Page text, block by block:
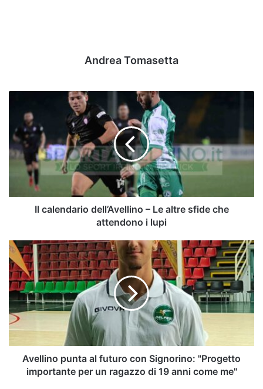
Andrea Tomasetta
dell’Avellino
Le
altre
attendono
Il calendario dell’Avellino – Le altre sfide che
attendono i lupi
Avellino
punta
al
futuro
con
Signorino:
"Progetto
importante
per
ragazzo
Avellino punta al futuro con Signorino: "Progetto
importante per un ragazzo di 19 anni come me"